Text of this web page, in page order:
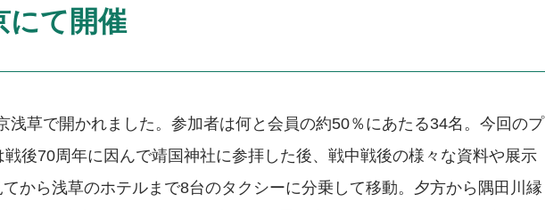
て開催
浅草で開かれました。参加者は何と会員の約50％にあたる34名。今回のプ
後70周年に因んで靖国神社に参拝した後、戦中戦後の様々な資料や展示
から浅草のホテルまで8台のタクシーに分乗して移動。夕方から隅田川縁